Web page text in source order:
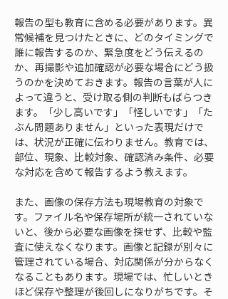
報告の型も教育に含める必要があります。異
常候補を見つけたときに、どのタイミングで
誰に報告するのか、緊急度をどう伝えるの
か、再撮影や追加確認が必要な場合にどう扱
うのかを決めておきます。報告の言葉が人に
よって違うと、受け取る側の判断もばらつき
ます。「少し高いです」「怪しいです」「た
ぶん問題ありません」といった表現だけで
は、状況が正確に伝わりません。教育では、
部位、現象、比較対象、確認済み条件、必要
な対応を含めて報告するよう教えます。
また、画像の保存方法も現場教育の対象で
す。ファイル名や保存場所が統一されていな
いと、後から必要な画像を探せず、比較や監
査に使えなくなります。画像と記録が別々に
管理されている場合、対応関係が分からなく
なることもあります。現場では、忙しいとき
ほど保存や整理が後回しになりがちです。そ